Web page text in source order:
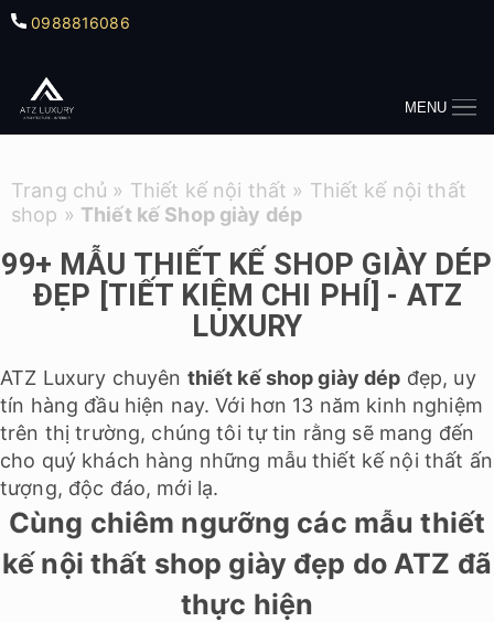
0988816086
MENU
Trang chủ » Thiết kế nội thất » Thiết kế nội thất
shop » Thiết kế Shop giày dép
99+ MẪU THIẾT KẾ SHOP GIÀY DÉP
ĐẸP [TIẾT KIỆM CHI PHÍ] - ATZ
LUXURY
ATZ Luxury chuyên thiết kế shop giày dép đẹp, uy
tín hàng đầu hiện nay. Với hơn 13 năm kinh nghiệm
trên thị trường, chúng tôi tự tin rằng sẽ mang đến
cho quý khách hàng những mẫu thiết kế nội thất ấn
tượng, độc đáo, mới lạ.
Cùng chiêm ngưỡng các mẫu thiết
kế nội thất shop giày đẹp do ATZ đã
thực hiện